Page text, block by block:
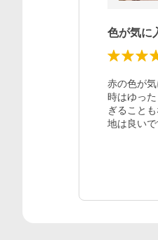
色が気に
赤の色が
時はゆっ
ぎること
地は良いで